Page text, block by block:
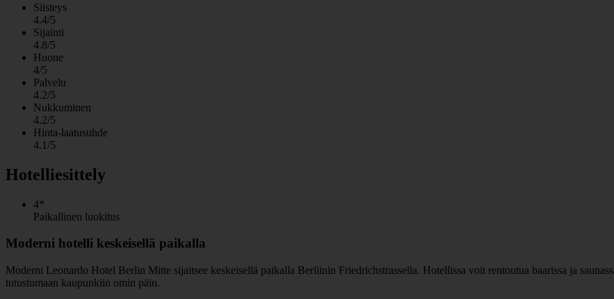
Siisteys
4.4/5
Sijainti
4.8/5
Huone
4/5
Palvelu
4.2/5
Nukkuminen
4.2/5
Hinta-laatusuhde
4.1/5
Hotelliesittely
4*
Paikallinen luokitus
Moderni hotelli keskeisellä paikalla
Moderni Leonardo Hotel Berlin Mitte sijaitsee keskeisellä paikalla Berliinin Friedrichstrassella. Hotellissa voit rentoutua baarissa ja
tutustumaan kaupunkiin omin päin.